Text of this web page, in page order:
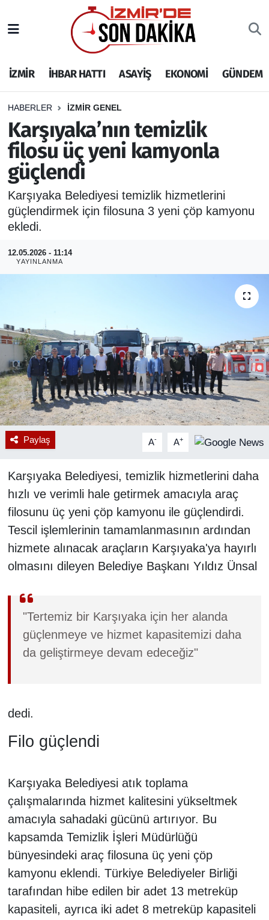
İZMİR İHBAR HATTI ASAYİŞ EKONOMİ GÜNDEM
HABERLER İZMİR GENEL
Karşıyaka’nın temizlik
filosu üç yeni kamyonla
güçlendi
Karşıyaka Belediyesi temizlik hizmetlerini
güçlendirmek için filosuna 3 yeni çöp kamyonu
ekledi.
12.05.2026 - 11:14
YAYINLANMA
Paylaş A- A+
Karşıyaka Belediyesi, temizlik hizmetlerini daha
hızlı ve verimli hale getirmek amacıyla araç
filosunu üç yeni çöp kamyonu ile güçlendirdi.
Tescil işlemlerinin tamamlanmasının ardından
hizmete alınacak araçların Karşıyaka'ya hayırlı
olmasını dileyen Belediye Başkanı Yıldız Ünsal
"Tertemiz bir Karşıyaka için her alanda
güçlenmeye ve hizmet kapasitemizi daha
da geliştirmeye devam edeceğiz"
dedi.
Filo güçlendi
Karşıyaka Belediyesi atık toplama
çalışmalarında hizmet kalitesini yükseltmek
amacıyla sahadaki gücünü artırıyor. Bu
kapsamda Temizlik İşleri Müdürlüğü
bünyesindeki araç filosuna üç yeni çöp
kamyonu eklendi. Türkiye Belediyeler Birliği
tarafından hibe edilen bir adet 13 metreküp
kapasiteli, ayrıca iki adet 8 metreküp kapasiteli
İHBAR HATTI
DEPREM
GENEL
EKONOMİ
SİYASET
SPOR
ASAYİŞ
İzmir Nöbetçi Eczaneler
İzmir Hava Durumu
İzmir Namaz Vakitleri
İzmir Trafik Yoğunluk Haritası
Puan Durumu ve Fikstür
Tüm Manşetler
Son Dakika Haberleri
Haber Arşivi